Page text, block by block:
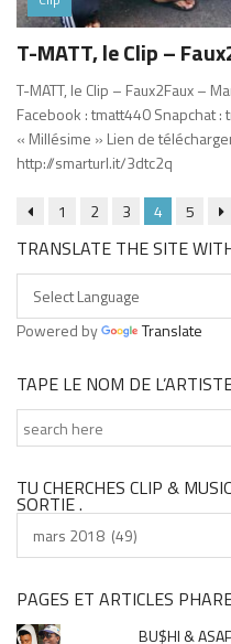
T-MATT, le Clip –
T-MATT, le Clip – Faux2Faux –
Facebook : tmatt440 Snapchat
« Millésime » Lien de
http://smarturl.it/3dtc2q
1 2 3 4 5
TRANSLATE THE SITE
Powered by Translate
TAPE LE NOM DE
TU CHERCHES CLIP &
SORTIE .
cherches
&
musique,
PAGES ET ARTICLES
BU$HI &